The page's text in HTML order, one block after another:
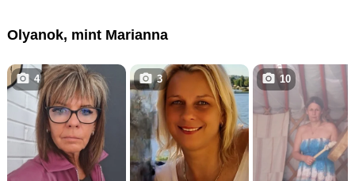
Olyanok, mint Marianna
4 3 10